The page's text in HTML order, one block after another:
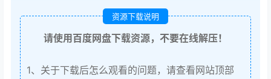
资源下载说明
请使用百度网盘下载资源，不要在线解压！
1、关于下载后怎么观看的问题，请查看网站顶部